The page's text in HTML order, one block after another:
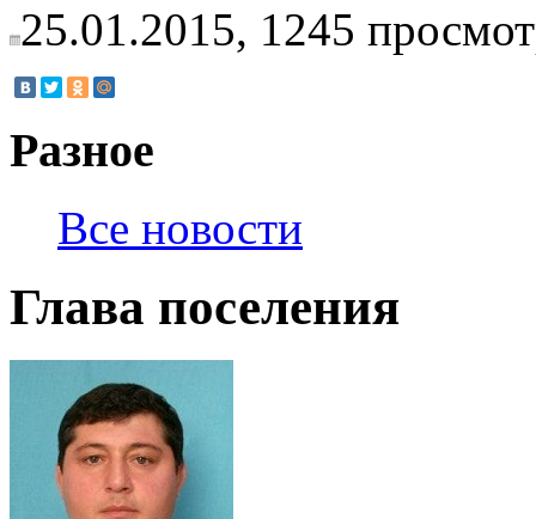
25.01.2015, 1245
Разное
Все новости
Глава поселения